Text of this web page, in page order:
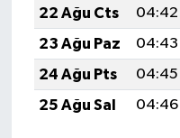
22 Ağu Cts
04:42
23 Ağu Paz
04:43
24 Ağu Pts
04:45
25 Ağu Sal
04:46